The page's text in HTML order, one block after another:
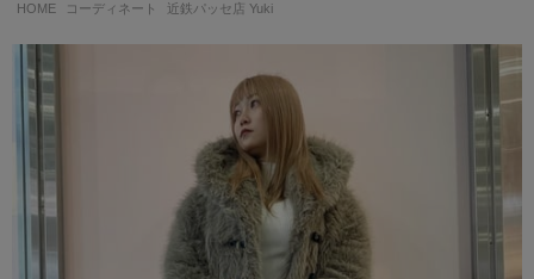
HOME コーディネート 近鉄パッセ店 Yuki